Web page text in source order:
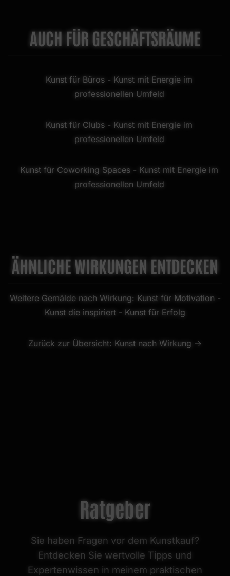
AUCH FÜR GESCHÄFTSRÄUME
Kunst für Büros - Kunst mit Energie im
professionellen Umfeld
Kunst für Clubs - Kunst mit Energie im
professionellen Umfeld
Kunst für Coworking Spaces - Kunst mit Energie im
professionellen Umfeld
ÄHNLICHE WIRKUNGEN ENTDECKEN
Weitere Gemälde nach Wirkung: Kunst für Motivation -
Kunst die inspiriert - Kunst für Erfolg
Zurück zur Übersicht: Kunst nach Wirkung →
Ratgeber
Sie haben Fragen vor dem Kunstkauf?
Entdecken Sie wertvolle Tipps und
Expertenwissen in meinem praktischen